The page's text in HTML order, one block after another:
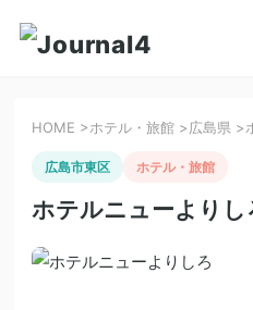
HOME >ホテル・旅館 >広島県 >
広島市東区 ホテル・旅館
ホテルニューよりし